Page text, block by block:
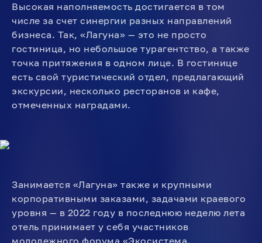
Высокая наполняемость достигается в том
числе за счет синергии разных направлений
бизнеса. Так, «Лагуна» — это не просто
гостиница, но небольшое турагентство, а также
точка притяжения в одном лице. В гостинице
есть свой туристический отдел, предлагающий
экскурсии, несколько ресторанов и кафе,
отмеченных наградами.
Занимается «Лагуна» также и крупными
корпоративными заказами, задачами краевого
уровня — в 2022 году в последнюю неделю лета
отель принимает у себя участников
молодежного форума «Экосистема.